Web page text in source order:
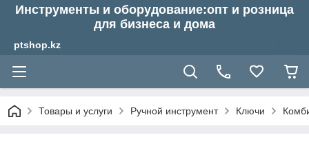
Инструменты и оборудование:опт и розница
для бизнеса и дома
ptshop.kz
Товары и услуги Ручной инструмент Ключи